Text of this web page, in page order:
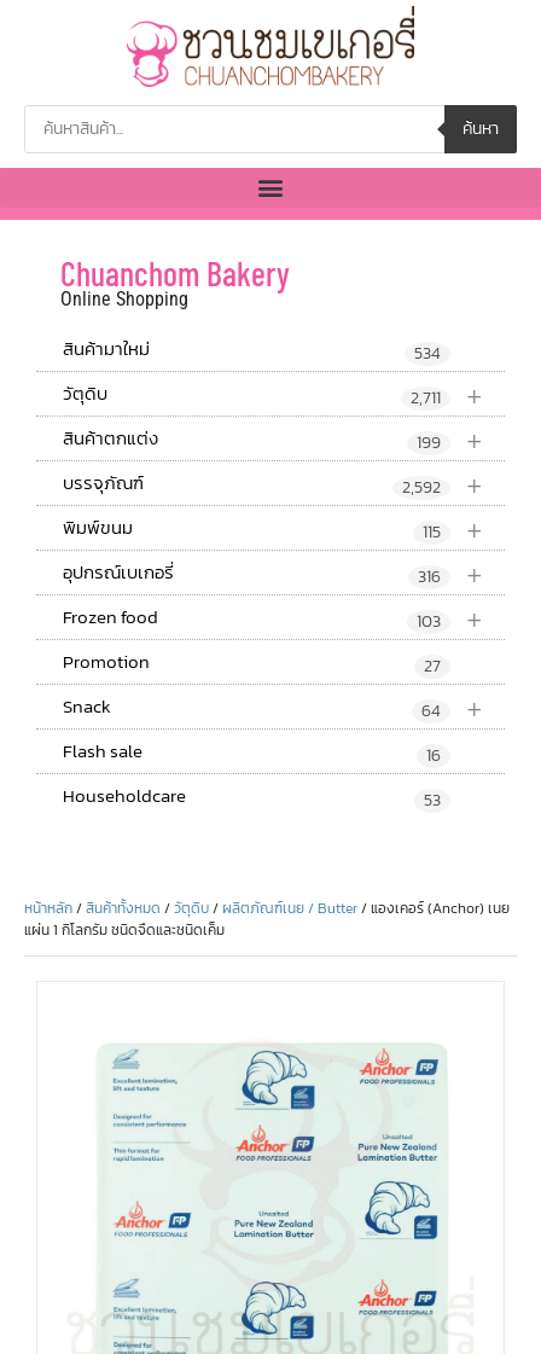
ค้นหา
Chuanchom Bakery
Online Shopping
สินค้ามาใหม่ 534
+
วัตุดิบ 2,711
+
สินค้าตกแต่ง 199
+
บรรจุภัณฑ์ 2,592
+
พิมพ์ขนม 115
+
อุปกรณ์เบเกอรี่ 316
+
Frozen food 103
Promotion 27
+
Snack 64
Flash sale 16
Householdcare 53
หน้าหลัก/สินค้าทั้งหมด /วัตุดิบ/ผลิตภัณฑ์เนย / Butter/ แองเคอร์ (Anchor) เนย
แผ่น 1 กิโลกรัม ชนิดจืดและชนิดเค็ม